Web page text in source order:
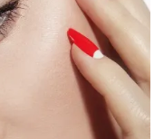
современная
невероятный
уже
нож хирурга.
процедура
за 20 минут.